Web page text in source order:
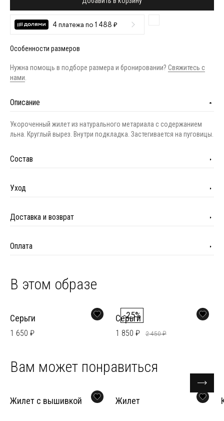
4 платежа по 1 488 ₽
Особенности размеров
Нужна помощь в подборе размера и бронировании? Свяжитесь с
нами
Описание
Укороченный жилет из натурального метариала с содержанием
льна. Круглый вырез. Внутри подкладка. Застегивается на пуговицы.
Состав
Уход
Доставка и возврат
Оплата
В этом образе
Серьги
1 650 ₽
-25%
Серьги
1 850 ₽ 2 450 ₽
Вам может понравиться
Жилет с вышивкой Жилет